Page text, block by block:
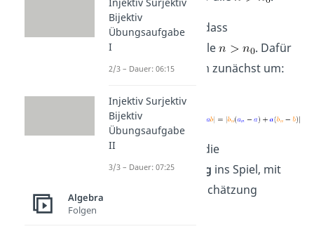
Wir müssen zeigen, dass
für alle
. Dafür
formen wir den Term zunächst um:
Jetzt kommt wieder die
Dreiecksungleichung ins Spiel, mit
der wir folgende Abschätzung
Bijektiv
Übungsaufgabe
I
2/3 – Dauer: 06:15
Injektiv Surjektiv
Bijektiv
Übungsaufgabe
II
3/3 – Dauer: 07:25
Algebra
Folgen